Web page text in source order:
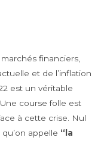
financiers,
et de l’inflation
est un véritable
course folle est
à cette crise. Nul
appelle “la